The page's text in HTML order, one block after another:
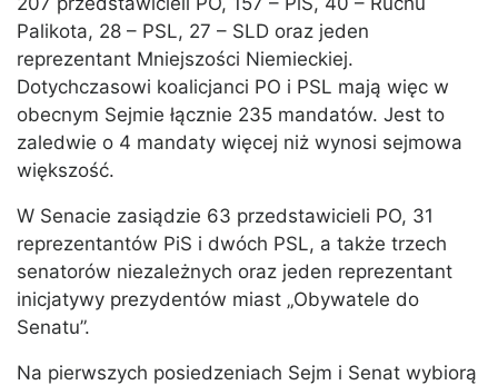
Palikota, 28 – PSL, 27 – SLD oraz jeden
reprezentant Mniejszości Niemieckiej.
Dotychczasowi koalicjanci PO i PSL mają więc w
obecnym Sejmie łącznie 235 mandatów. Jest to
zaledwie o 4 mandaty więcej niż wynosi sejmowa
większość.
W Senacie zasiądzie 63 przedstawicieli PO, 31
reprezentantów PiS i dwóch PSL, a także trzech
senatorów niezależnych oraz jeden reprezentant
inicjatywy prezydentów miast „Obywatele do
Senatu”.
Na pierwszych posiedzeniach Sejm i Senat wybiorą